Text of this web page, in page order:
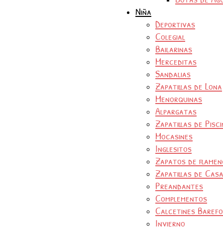
Niña
Deportivas
Colegial
Bailarinas
Merceditas
Sandalias
Zapatillas de Lona
Menorquinas
Alpargatas
Zapatillas de
Mocasines
Inglesitos
Zapatos de
Zapatillas de Casa
Preandantes
Complementos
Calcetines
Invierno